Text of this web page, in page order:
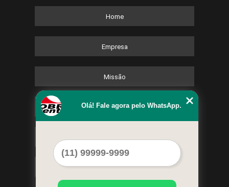
Home
Empresa
Missão
Serviços
Mapa do site
Olá! Fale agora pelo WhatsApp.